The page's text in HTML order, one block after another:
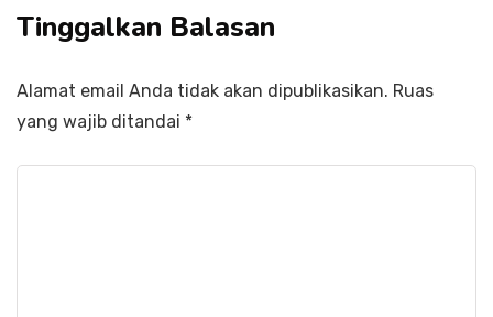
Tinggalkan Balasan
Alamat email Anda tidak akan dipublikasikan. Ruas
yang wajib ditandai *